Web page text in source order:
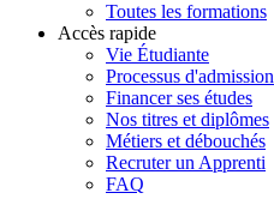
Toutes les formations
Accès rapide
Vie Étudiante
Processus d'admission
Financer ses études
Nos titres et diplômes
Métiers et débouchés
Recruter un Apprenti
FAQ